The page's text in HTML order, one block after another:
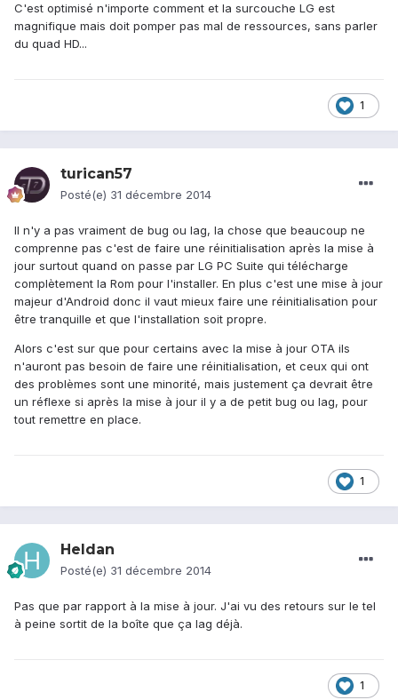
C'est optimisé n'importe comment et la surcouche LG est
magnifique mais doit pomper pas mal de ressources, sans parler
du quad HD...
1
turican57
Posté(e) 31 décembre 2014
Il n'y a pas vraiment de bug ou lag, la chose que beaucoup ne
comprenne pas c'est de faire une réinitialisation après la mise à
jour surtout quand on passe par LG PC Suite qui télécharge
complètement la Rom pour l'installer. En plus c'est une mise à jour
majeur d'Android donc il vaut mieux faire une réinitialisation pour
être tranquille et que l'installation soit propre.
Alors c'est sur que pour certains avec la mise à jour OTA ils
n'auront pas besoin de faire une réinitialisation, et ceux qui ont
des problèmes sont une minorité, mais justement ça devrait être
un réflexe si après la mise à jour il y a de petit bug ou lag, pour
tout remettre en place.
1
Heldan
Posté(e) 31 décembre 2014
Pas que par rapport à la mise à jour. J'ai vu des retours sur le tel
à peine sortit de la boîte que ça lag déjà.
1